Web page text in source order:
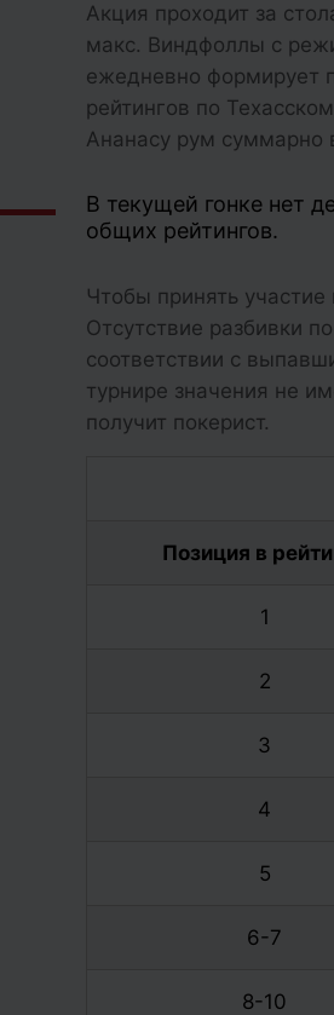
Акция проходит за
макс. Виндфоллы с
ежедневно формирует
рейтингов по
Ананасу рум суммарно
В текущей гонке нет
общих рейтингов.
Чтобы принять
Отсутствие разбивки
соответствии с
турнире значения не
получит покерист.
Позиция в
1
2
3
4
5
6-7
8-10